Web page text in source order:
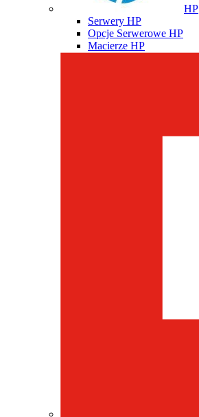
HP
Serwery HP
Opcje Serwerowe HP
Macierze HP